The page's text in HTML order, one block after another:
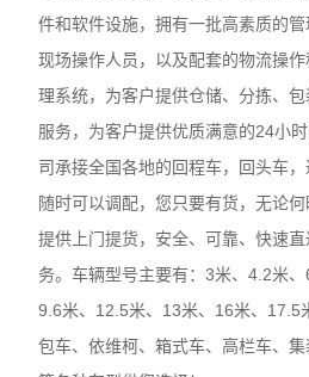
件和软件设施，拥有一批高素质的
现场操作人员，以及配套的物流操
理系统，为客户提供仓储、分拣、
服务，为客户提供优质满意的24小
司承接全国各地的回程车，回头车，
随时可以调配，您只要有货，无论
提供上门提货，安全、可靠、快速
务。车辆型号主要有：3米、4.2米、
9.6米、12.5米、13米、16米、17.5
包车、依维柯、箱式车、高栏车、